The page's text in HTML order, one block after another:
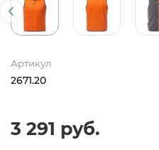
Артикул
2671.20
3 291 руб.